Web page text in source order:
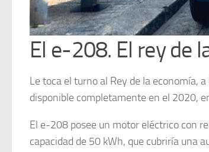
El e-208. El rey de
Le toca el turno al Rey de la economía,
disponible completamente en el 2020,
El e-208 posee un motor eléctrico con
capacidad de 50 kWh, que cubriría una